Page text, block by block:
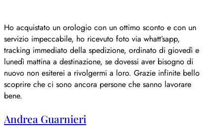
Ho acquistato un orologio con un ottimo sconto e con un
servizio impeccabile, ho ricevuto foto via whatt’sapp,
tracking immediato della spedizione, ordinato di giovedì e
lunedì mattina a destinazione, se dovessi aver bisogno di
nuovo non esiterei a rivolgermi a loro. Grazie infinite bello
scoprire che ci sono ancora persone che sanno lavorare
bene.
Andrea Guarnieri